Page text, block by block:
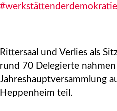
#werkstättenderdemokratie
Rittersaal und Verlies als
rund 70 Delegierte
Jahreshauptversammlung
Heppenheim teil.